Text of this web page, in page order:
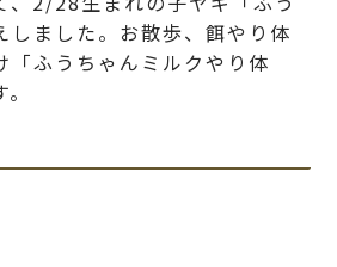
しました。お散歩、餌やり体
「ふうちゃんミルクやり体